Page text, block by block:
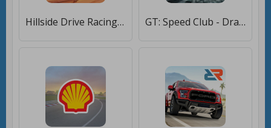
Hillside Drive Racing [Бесплатные покупки] GT: Speed Club - Drag Racing / CSR Race Car Game [Бесплатные покупки]